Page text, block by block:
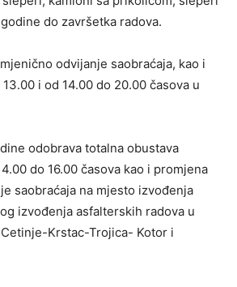
do završetka radova.
odvijanje saobraćaja, kao i
i od 14.00 do 20.00 časova u
odobrava totalna obustava
do 16.00 časova kao i promjena
saobraćaja na mjesto izvođenja
izvođenja asfalterskih radova u
Krstac-Trojica- Kotor i